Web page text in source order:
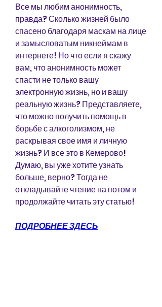
Все мы любим анонимность,
правда? Сколько жизней было
спасено благодаря маскам на лице
и замысловатым никнеймам в
интернете! Но что если я скажу
вам, что анонимность может
спасти не только вашу
электронную жизнь, но и вашу
реальную жизнь? Представляете,
что можно получить помощь в
борьбе с алкоголизмом, не
раскрывая свое имя и личную
жизнь? И все это в Кемерово!
Думаю, вы уже хотите узнать
больше, верно? Тогда не
откладывайте чтение на потом и
продолжайте читать эту статью!
ПОДРОБНЕЕ ЗДЕСЬ